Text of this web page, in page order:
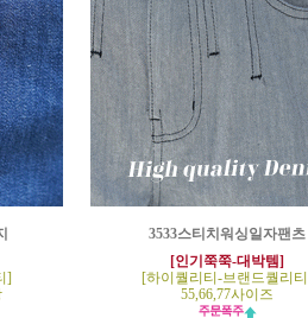
]
3533스티치워싱일자팬츠
[인기쭉쭉-대박템]
[하이퀄리티-브랜드퀄리
55,66,77사이즈